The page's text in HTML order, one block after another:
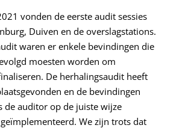
vonden de eerste audit sessies
Duiven en de overslagstations.
waren er enkele bevindingen die
moesten worden om
De herhalingsaudit heeft
en de bevindingen
de auditor op de juiste wijze
We zijn trots dat